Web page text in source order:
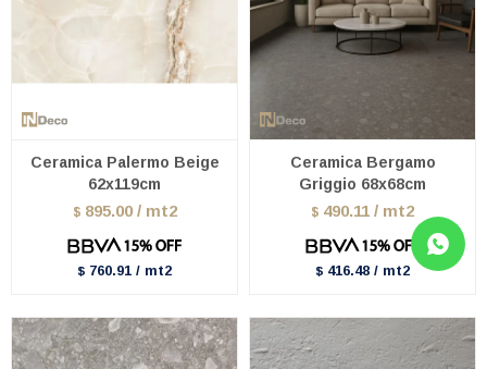
Ceramica Palermo Beige
62x119cm
$ 895.00 / mt2
$ 760.91 / mt2
Ceramica Bergamo
Griggio 68x68cm
$ 490.11 / mt2
$ 416.48 / mt2